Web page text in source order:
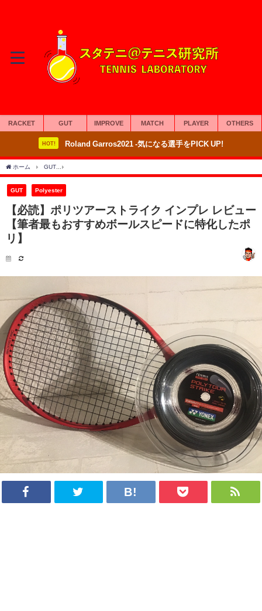
RACKET GUT IMPROVE MATCH PLAYER OTHERS
HOT! Roland Garros2021 -気になる選手をPICK UP!
ホーム GUT
GUT Polyester
【必読】ポリツアーストライク インプレ レビュー
【筆者最もおすすめボールスピードに特化したポ
リ】